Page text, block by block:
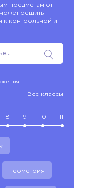
предметам от
решить
к контрольной и
Все классы
8 9 10 11
Геометрия